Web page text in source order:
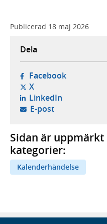
Publicerad 18 maj 2026
Dela
Facebook- öppnas i
X- öppnas i ny flik,
LinkedIn- öppnas i
E-post- öppnar din
Sidan är
kategorier:
Kalenderhändelse